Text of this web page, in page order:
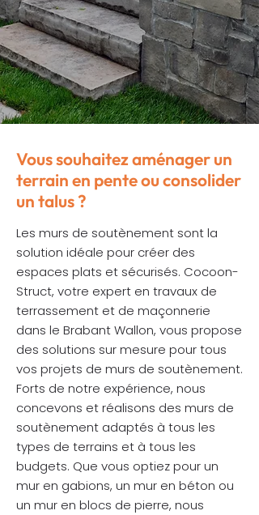
Vous souhaitez aménager un
terrain en pente ou consolider
un talus ?
Les murs de soutènement sont la
solution idéale pour créer des
espaces plats et sécurisés. Cocoon-
Struct, votre expert en travaux de
terrassement et de maçonnerie
dans le Brabant Wallon, vous propose
des solutions sur mesure pour tous
vos projets de murs de soutènement.
Forts de notre expérience, nous
concevons et réalisons des murs de
soutènement adaptés à tous les
types de terrains et à tous les
budgets. Que vous optiez pour un
mur en gabions, un mur en béton ou
un mur en blocs de pierre, nous